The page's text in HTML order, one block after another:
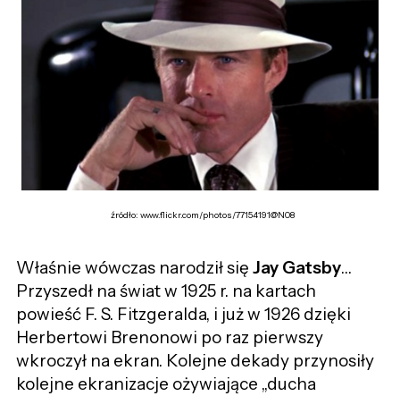
źródło: www.flickr.com/photos/77154191@N08
Właśnie wówczas narodził się Jay Gatsby…
Przyszedł na świat w 1925 r. na kartach
powieść F. S. Fitzgeralda, i już w 1926 dzięki
Herbertowi Brenonowi po raz pierwszy
wkroczył na ekran. Kolejne dekady przynosiły
kolejne ekranizacje ożywiające „ducha